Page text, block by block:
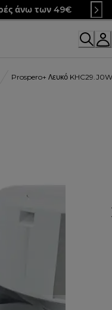
άνω των 49€
Prospero+ Λευκό